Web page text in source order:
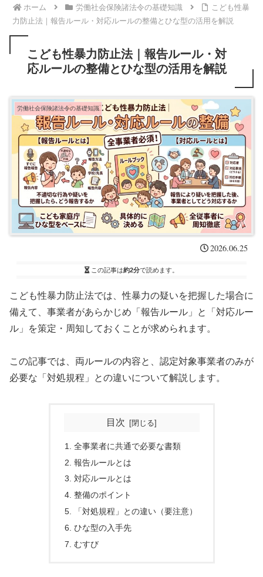
ホーム 労働社会保険諸法令の基礎知識
こども性暴
力防止法｜報告ルール・対応ルールの整備とひな型の活用を解説
こども性暴力防止法｜報告ルール・対
応ルールの整備とひな型の活用を解説
労働社会保険諸法令の基礎知識
2026.06.25
この記事は約2分で読めます。
こども性暴力防止法では、性暴力の疑いを把握した場合に
備えて、事業者があらかじめ「報告ルール」と「対応ルー
ル」を策定・周知しておくことが求められます。
この記事では、両ルールの内容と、認定対象事業者のみが
必要な「対処規程」との違いについて解説します。
目次
全事業者に共通で必要な書類
報告ルールとは
対応ルールとは
整備のポイント
「対処規程」との違い（要注意）
ひな型の入手先
むすび